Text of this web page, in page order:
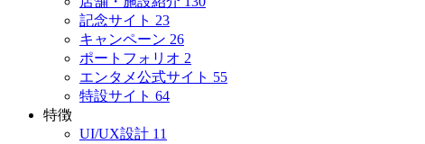
記念サイト 23
キャンペーン 26
ポートフォリオ 2
エンタメ公式サイト 55
特設サイト 64
特徴
UI/UX設計 11